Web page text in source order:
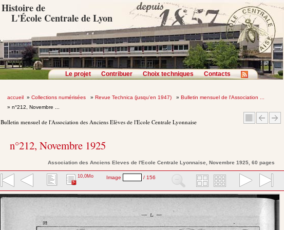
Histoire de
L'École Centrale de Lyon
Le projet Contribuer Choix techniques Contacts
accueil» Collections numérisées » Revue Technica (jusqu'en 1947) » Bulletin mensuel de l'Association ...
» n°212, Novembre ...
Bulletin mensuel de l'Association des Anciens Elèves de l'Ecole Centrale Lyonnaise
n°212, Novembre 1925
Association des Anciens Eleves de l'Ecole Centrale Lyonnaise, Novembre 1925, 60 pages
10,0Mo Image / 156